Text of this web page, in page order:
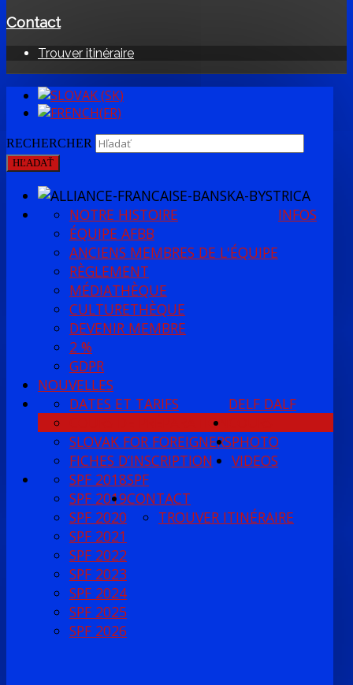
Contact
Trouver itinéraire
RECHERCHER
HĽADAŤ
INFOS
NOTRE HISTOIRE
ÉQUIPE AFBB
ANCIENS MEMBRES DE L'ÉQUIPE
RÈGLEMENT
MÉDIATHÈQUE
CULTURETHÈQUE
DEVENIR MEMBRE
2 %
GDPR
NOUVELLES
DELF DALF
DATES ET TARIFS
COURS DE PRÉPARATION
SLOVAK FOR FOREIGNERS
FICHES D’INSCRIPTION
PHOTO
VIDEOS
SPF
SPF 2018
SPF 2019
SPF 2020
SPF 2021
SPF 2022
SPF 2023
SPF 2024
SPF 2025
SPF 2026
CONTACT
TROUVER ITINÉRAIRE